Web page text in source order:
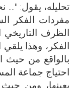
تحليله، يقول:
مفردات الفكر
الظرف التاريخي
الفكر، وهذا
بالواقع من
احتياج جماعة
بعينها، ومن